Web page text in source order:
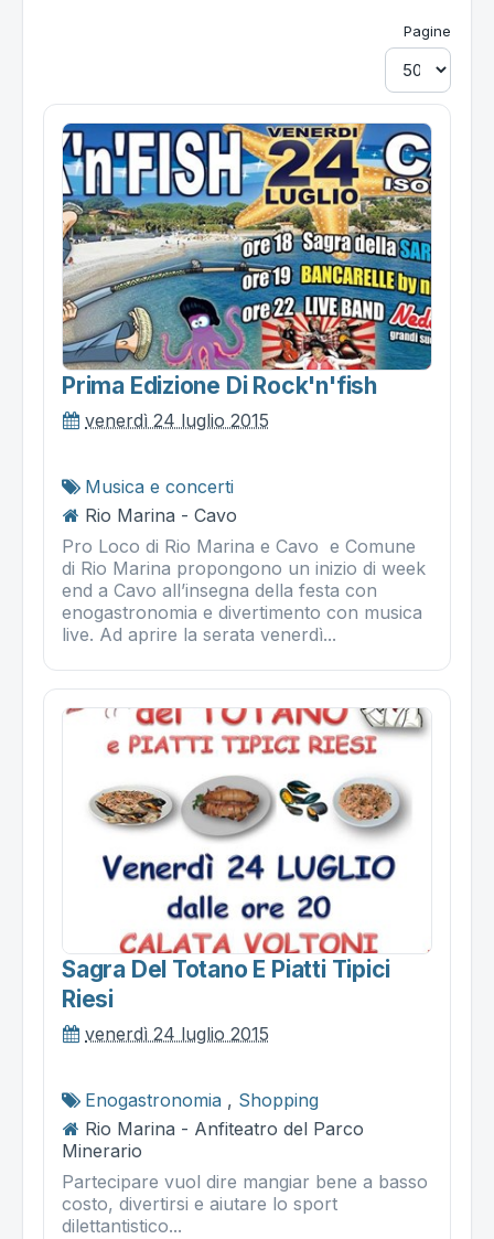
Pagine
Prima Edizione Di Rock'n'fish
venerdì 24 luglio 2015
Musica e concerti
Rio Marina - Cavo
Pro Loco di Rio Marina e Cavo e Comune
di Rio Marina propongono un inizio di week
end a Cavo all’insegna della festa con
enogastronomia e divertimento con musica
live. Ad aprire la serata venerdì...
Sagra Del Totano E Piatti Tipici
Riesi
venerdì 24 luglio 2015
Enogastronomia , Shopping
Rio Marina - Anfiteatro del Parco
Minerario
Partecipare vuol dire mangiar bene a basso
costo, divertirsi e aiutare lo sport
dilettantistico...